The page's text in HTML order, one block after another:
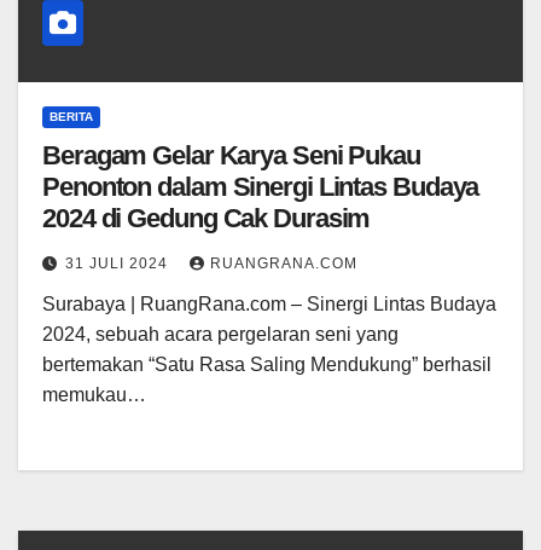
BERITA
Beragam Gelar Karya Seni Pukau
Penonton dalam Sinergi Lintas Budaya
2024 di Gedung Cak Durasim
31 JULI 2024 RUANGRANA.COM
Surabaya | RuangRana.com – Sinergi Lintas Budaya
2024, sebuah acara pergelaran seni yang
bertemakan “Satu Rasa Saling Mendukung” berhasil
memukau…